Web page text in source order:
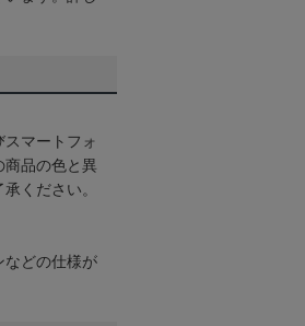
マートフォ
商品の色と異
ください。
などの仕様が